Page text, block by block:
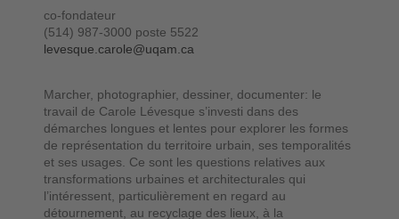
co-fondateur
(514) 987-3000 poste 5522
levesque.carole@uqam.ca
Marcher, photographier, dessiner, documenter: le
travail de Carole Lévesque s’investi dans des
démarches longues et lentes pour explorer les formes
de représentation du territoire urbain, ses temporalités
et ses usages. Ce sont les questions relatives aux
transformations urbaines et architecturales qui
l’intéressent, particulièrement en regard au
détournement, au recyclage des lieux, à la